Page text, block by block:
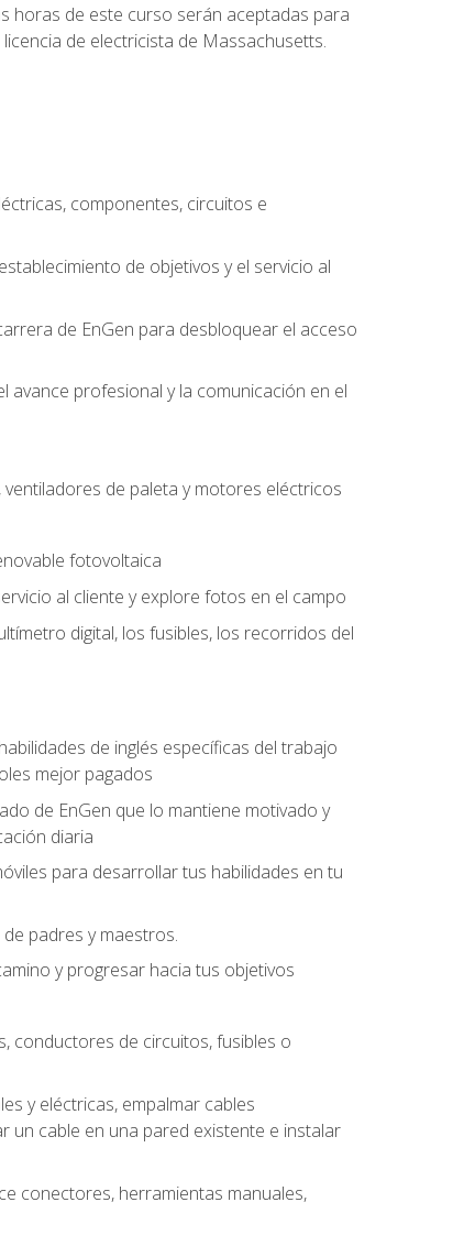
horas de este curso serán aceptadas para
de electricista de Massachusetts.
componentes, circuitos e
de objetivos y el servicio al
de EnGen para desbloquear el acceso
avance profesional y la comunicación en el
de paleta y motores eléctricos
fotovoltaica
al cliente y explore fotos en el campo
digital, los fusibles, los recorridos del
de inglés específicas del trabajo
mejor pagados
de EnGen que lo mantiene motivado y
diaria
para desarrollar tus habilidades en tu
padres y maestros.
y progresar hacia tus objetivos
conductores de circuitos, fusibles o
y eléctricas, empalmar cables
un cable en una pared existente e instalar
conectores, herramientas manuales,